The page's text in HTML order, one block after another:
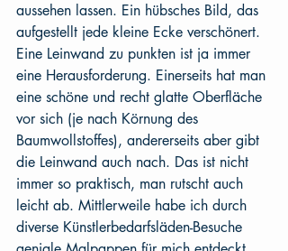
aussehen lassen. Ein hübsches Bild, das
aufgestellt jede kleine Ecke verschönert.
Eine Leinwand zu punkten ist ja immer
eine Herausforderung. Einerseits hat man
eine schöne und recht glatte Oberfläche
vor sich (je nach Körnung des
Baumwollstoffes), andererseits aber gibt
die Leinwand auch nach. Das ist nicht
immer so praktisch, man rutscht auch
leicht ab. Mittlerweile habe ich durch
diverse Künstlerbedarfsläden-Besuche